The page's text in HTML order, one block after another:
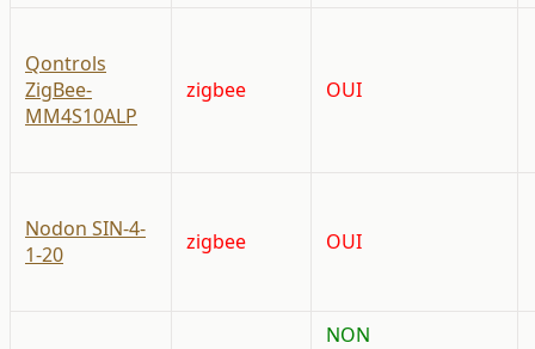
Qontrols
ZigBee-
MM4S10ALP
zigbee OUI
Nodon SIN-4-
1-20
zigbee OUI
NON